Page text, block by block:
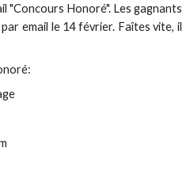
"Concours Honoré". Les gagnants
email le 14 février. Faîtes vite, il